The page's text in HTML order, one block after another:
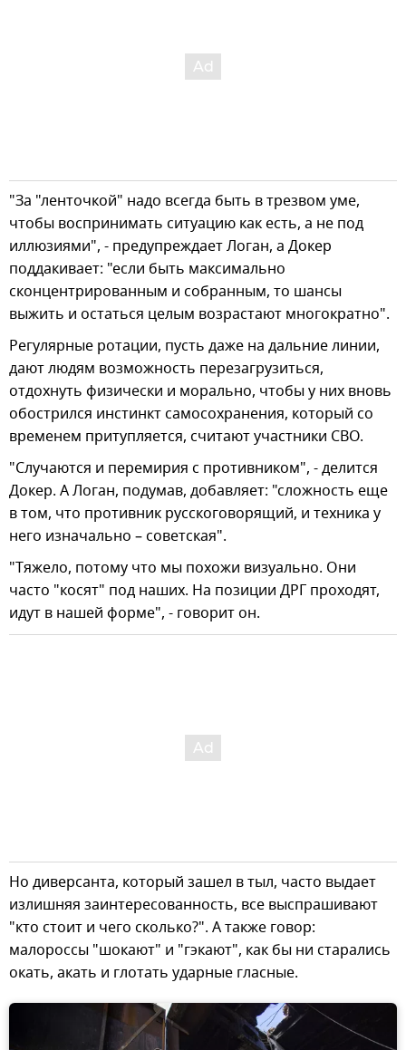
"За "ленточкой" надо всегда быть в трезвом уме,
чтобы воспринимать ситуацию как есть, а не под
иллюзиями", - предупреждает Логан, а Докер
поддакивает: "если быть максимально
сконцентрированным и собранным, то шансы
выжить и остаться целым возрастают многократно".
Регулярные ротации, пусть даже на дальние линии,
дают людям возможность перезагрузиться,
отдохнуть физически и морально, чтобы у них вновь
обострился инстинкт самосохранения, который со
временем притупляется, считают участники СВО.
"Случаются и перемирия с противником", - делится
Докер. А Логан, подумав, добавляет: "сложность еще
в том, что противник русскоговорящий, и техника у
него изначально – советская".
"Тяжело, потому что мы похожи визуально. Они
часто "косят" под наших. На позиции ДРГ проходят,
идут в нашей форме", - говорит он.
Но диверсанта, который зашел в тыл, часто выдает
излишняя заинтересованность, все выспрашивают
"кто стоит и чего сколько?". А также говор:
малороссы "шокают" и "гэкают", как бы ни старались
окать, акать и глотать ударные гласные.